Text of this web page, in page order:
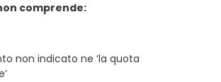
comprende:
non indicato ne ‘la quota